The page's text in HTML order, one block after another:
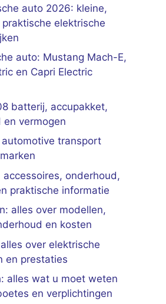
auto 2026: kleine,
elektrische
auto: Mustang Mach-E,
en Capri Electric
batterij, accupakket,
en vermogen
transport
accessoires, onderhoud,
praktische informatie
alles over modellen,
en kosten
over elektrische
en prestaties
alles wat u moet weten
en verplichtingen